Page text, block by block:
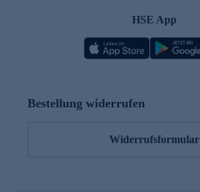
HSE App
Bestellung widerrufen
Widerrufsformular